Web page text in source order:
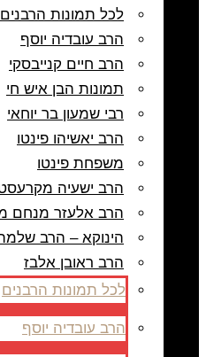
לכל תמונות הרבנים
הרב עובדיה יוסף
הרב חיים קנייבסקי
תמונות הבן איש חי
רבי שמעון בר יוחאי
הרב יאשיהו פינטו
משפחת פינטו
הרב ישעיה
הרב אלעזר מנחם
הינוקא – הרב
הרב ראובן אלבז
לכל תמונות הרבנים
הרב עובדיה יוסף